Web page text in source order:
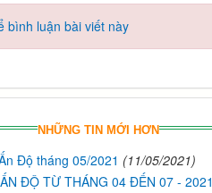
bình luận bài viết này
NHỮNG TIN MỚI HƠN
Độ tháng 05/2021 (11/05/2021)
ĐỘ TỪ THÁNG 04 ĐẾN 07 - 2021